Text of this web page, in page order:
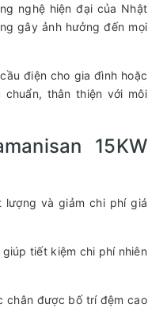
nghệ hiện đại của Nhật
gây ảnh hưởng đến mọi
điện cho gia đình hoặc
thân thiện với môi
15KW
và giảm chi phí giá
tiết kiệm chi phí nhiên
chân được bố trí đệm cao